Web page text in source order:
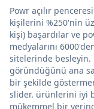
Powr açılır
kişilerini %250'nin
kişi) başardılar ve
medyalarını
sitelerinde besleyin.
göründüğünü ana
bir şekilde
slider. ürünlerini iyi
mükemmel bir